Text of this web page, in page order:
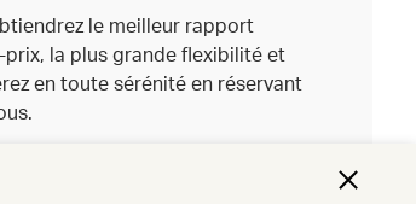
le meilleur rapport
la plus grande flexibilité et
en toute sérénité en réservant
plus